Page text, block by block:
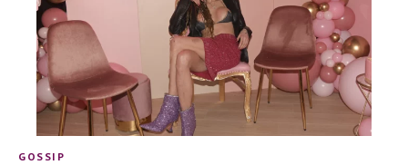
GOSSIP